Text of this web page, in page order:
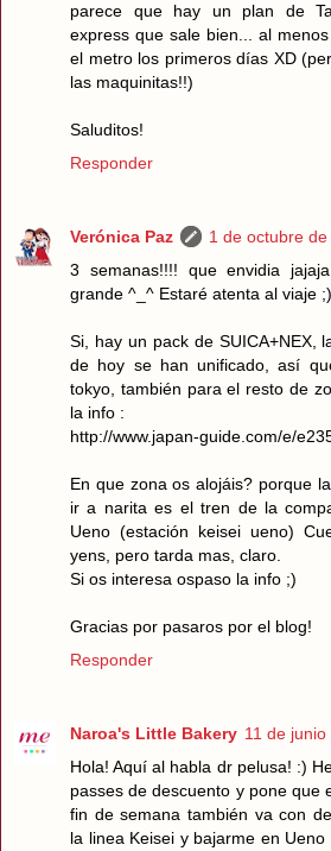
parece que hay un plan de
express que sale bien... al
el metro los primeros días XD
las maquinitas!!)
Saluditos!
Responder
Verónica Paz
1 de octubre
3 semanas!!!! que envidia
grande ^_^ Estaré atenta al viaje ;)
Si, hay un pack de SUICA+NEX,
de hoy se han unificado, así
tokyo, también para el resto de
la info :
http://www.japan-guide.com/e/
En que zona os alojáis? porque
ir a narita es el tren de la
Ueno (estación keisei ueno)
yens, pero tarda mas, claro.
Si os interesa ospaso la info ;)
Gracias por pasaros por el blog!
Responder
Naroa's Little Bakery 11 de
Hola! Aquí al habla dr pelusa! :)
passes de descuento y pone que
fin de semana también va con
la linea Keisei y bajarme en